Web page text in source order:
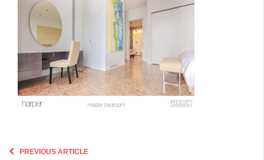
PREVIOUS ARTICLE